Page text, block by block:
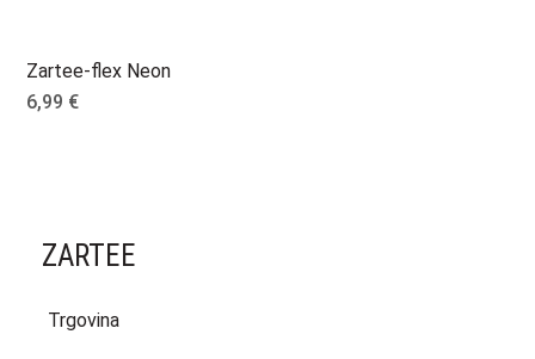
Zartee-flex Neon
6,99 €
ZARTEE
Trgovina